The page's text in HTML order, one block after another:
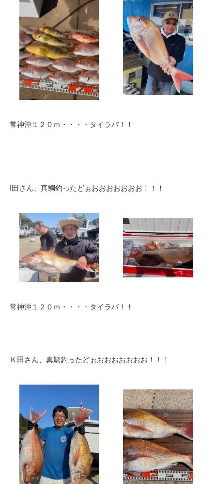
常神沖１２０ｍ・・・・タイラバ！！
I田さん、真鯛釣ったどぉおおおおおおお！！！
常神沖１２０ｍ・・・・タイラバ！！
Ｋ田さん、真鯛釣ったどぉおおおおおおお！！！